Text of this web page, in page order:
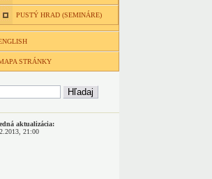
PUSTÝ HRAD (SEMINÁRE)
STRÁNKY
aktualizácia:
21:00